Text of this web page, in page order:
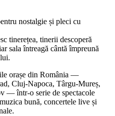
nostalgie și pleci cu
tinerețea, tinerii descoperă
sala întreagă cântă împreună
orașe din România —
Cluj-Napoca, Târgu-Mureș,
— într-o serie de spectacole
bună, concertele live și